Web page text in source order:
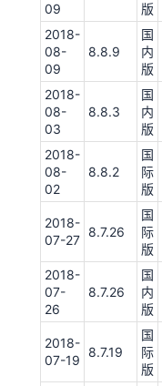
09
版
2018-
08-
09
8.8.9
国
内
版
2018-
08-
03
8.8.3
国
内
版
2018-
08-
02
8.8.2
国
际
版
2018-
07-27
8.7.26
国
际
版
2018-
07-
26
8.7.26
国
内
版
2018-
07-19
8.7.19
国
际
版